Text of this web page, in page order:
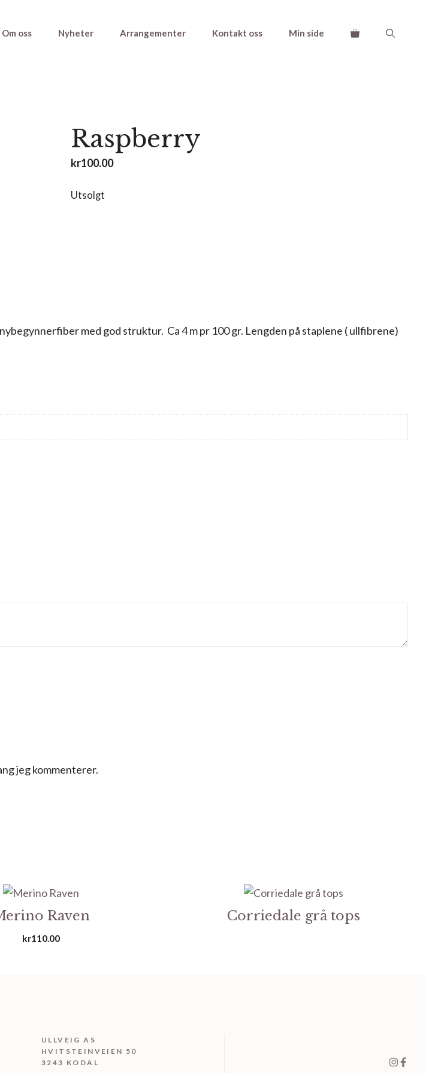
Om oss Nyheter Arrangementer Kontakt oss Min side
Raspberry
kr100.00
Utsolgt
med god struktur. Ca 4 m pr 100 gr. Lengden på staplene ( ullfibrene)
jeg kommenterer.
Raven
kr110.00
Corriedale grå tops
ULLVEIG AS
HVITSTEINVEIEN 50
3243 KODAL